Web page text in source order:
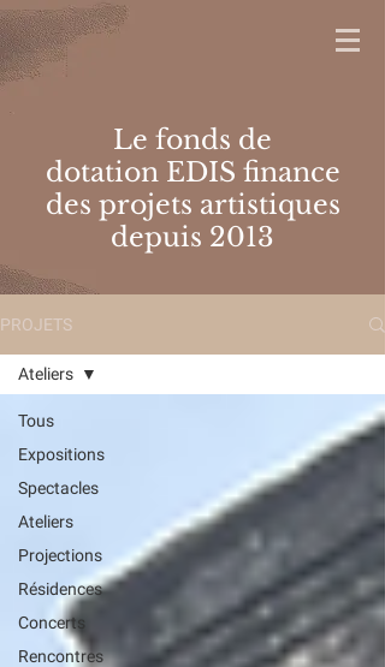
PROJETS
Tous
Expositions
Spectacles
Ateliers
Projections
Résidences
Concerts
Rencontres
Ateliers
Le fonds de
dotation EDIS finance
des projets artistiques
depuis 2013